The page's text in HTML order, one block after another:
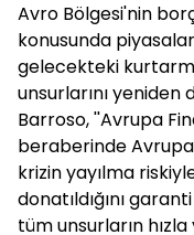
Avro Bölgesi'nin
konusunda
gelecekteki
unsurlarını
Barroso, ''Avrupa
beraberinde Avrupa
krizin yayılma
donatıldığını
tüm unsurların